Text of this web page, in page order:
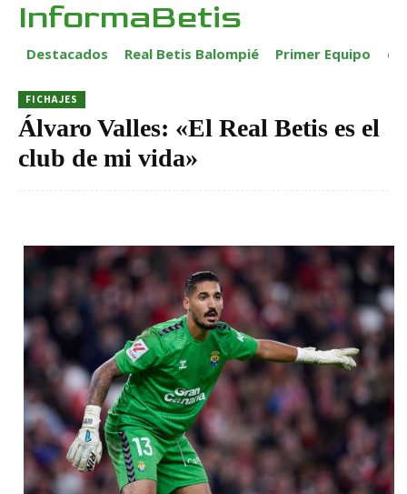
InformaBetis
Destacados Real Betis Balompié Primer Equipo
FICHAJES
Álvaro Valles: «El Real Betis es el
club de mi vida»